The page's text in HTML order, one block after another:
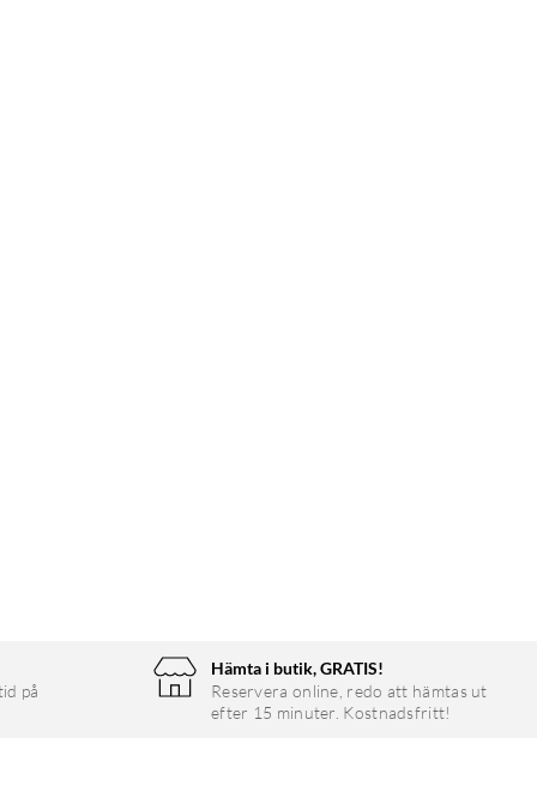
på
Hämta i butik, GRATIS!
Reservera online, redo att hämtas ut
efter 15 minuter. Kostnadsfritt!